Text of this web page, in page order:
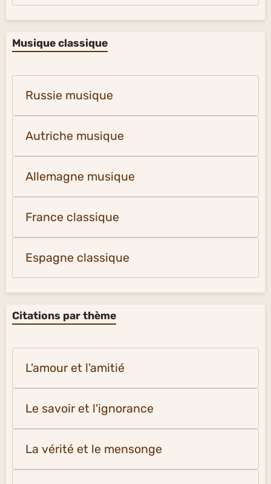
Musique classique
Russie musique
Autriche musique
Allemagne musique
France classique
Espagne classique
Citations par thème
L'amour et l'amitié
Le savoir et l'ignorance
La vérité et le mensonge